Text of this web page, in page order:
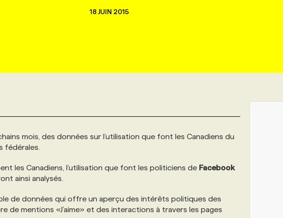
18 JUIN 2015
mois, des données sur l’utilisation que font les Canadiens du
fédérales.
les Canadiens, l’utilisation que font les politiciens de Facebook
ainsi analysés.
de données qui offre un aperçu des intérêts politiques des
de mentions «J’aime» et des interactions à travers les pages